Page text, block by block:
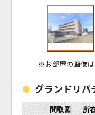
※お部屋の画像は
グランドリバ
間取図 所